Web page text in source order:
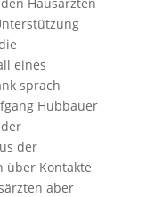
eines
sprach
Hubbauer
der
über Kontakte
aber